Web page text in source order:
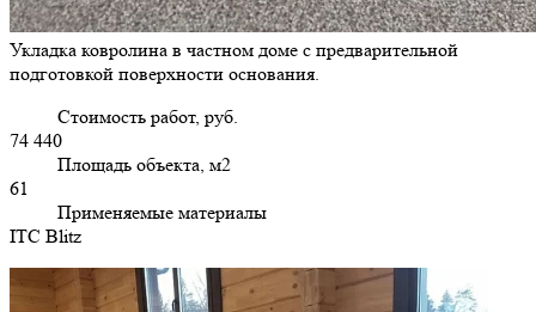
Укладка ковролина в частном доме с предварительной
подготовкой поверхности основания.
Стоимость работ, руб.
74 440
Площадь объекта, м2
61
Применяемые материалы
ITC Blitz